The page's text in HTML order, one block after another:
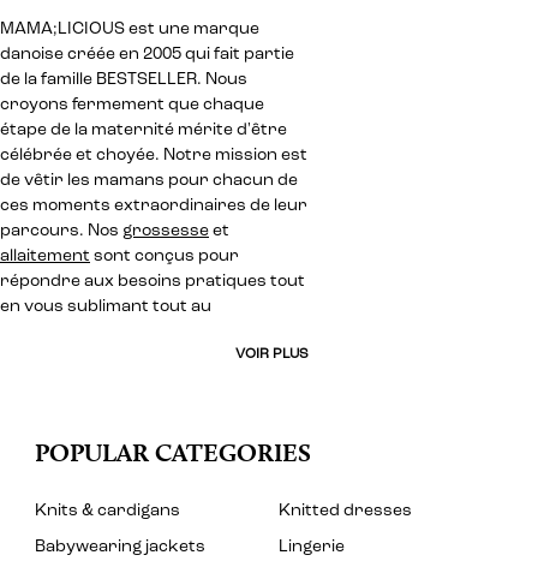
MAMA;LICIOUS est une marque
danoise créée en 2005 qui fait partie
de la famille BESTSELLER. Nous
croyons fermement que chaque
étape de la maternité mérite d'être
célébrée et choyée. Notre mission est
de vêtir les mamans pour chacun de
ces moments extraordinaires de leur
parcours. Nos grossesse et
allaitement sont conçus pour
répondre aux besoins pratiques tout
en vous sublimant tout au
VOIR PLUS
POPULAR CATEGORIES
Knits & cardigans
Knitted dresses
Babywearing jackets
Lingerie